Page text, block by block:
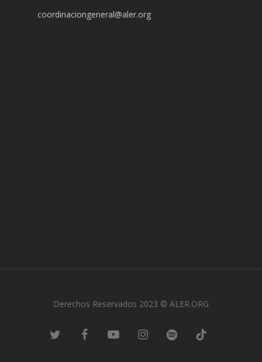
coordinaciongeneral@aler.org
Derechos Reservados 2023 © ALER.ORG